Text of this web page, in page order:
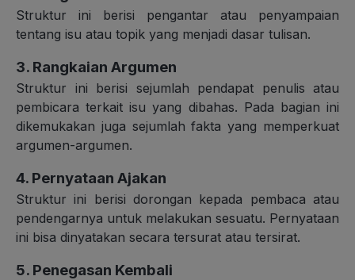
Struktur ini berisi pengantar atau penyampaian
tentang isu atau topik yang menjadi dasar tulisan.
3. Rangkaian Argumen
Struktur ini berisi sejumlah pendapat penulis atau
pembicara terkait isu yang dibahas. Pada bagian ini
dikemukakan juga sejumlah fakta yang memperkuat
argumen-argumen.
4. Pernyataan Ajakan
Struktur ini berisi dorongan kepada pembaca atau
pendengarnya untuk melakukan sesuatu. Pernyataan
ini bisa dinyatakan secara tersurat atau tersirat.
5. Penegasan Kembali